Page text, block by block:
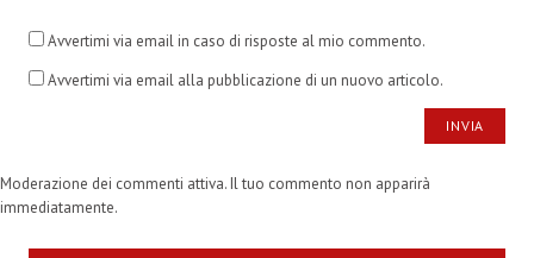
Avvertimi via email in caso di risposte al mio commento.
Avvertimi via email alla pubblicazione di un nuovo articolo.
Moderazione dei commenti attiva. Il tuo commento non apparirà
immediatamente.